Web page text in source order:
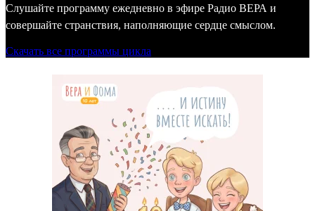
Слушайте программу ежедневно в эфире Радио ВЕРА и
совершайте странствия, наполняющие сердце смыслом.
Скачать все программы цикла